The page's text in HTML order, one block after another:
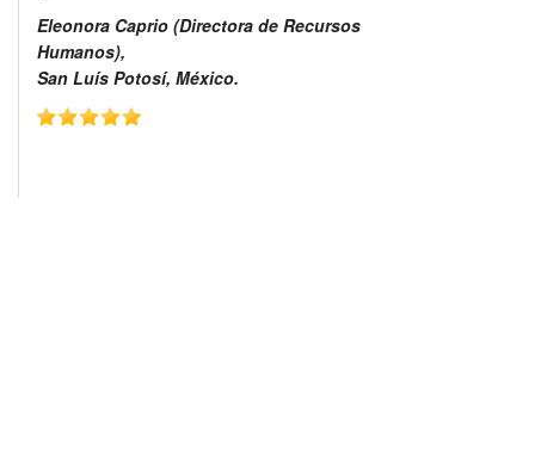
Eleonora Caprio (Directora de Recursos
Humanos),
San Luís Potosí, México.